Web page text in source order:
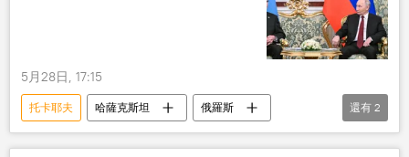
5月28日, 17:15
托卡耶夫 哈薩克斯坦
俄羅斯
普京
國際 國際關係
還有 2